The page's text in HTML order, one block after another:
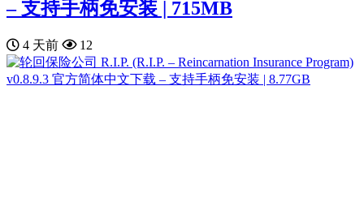
– 支持手柄免安装 | 715MB
4 天前 12